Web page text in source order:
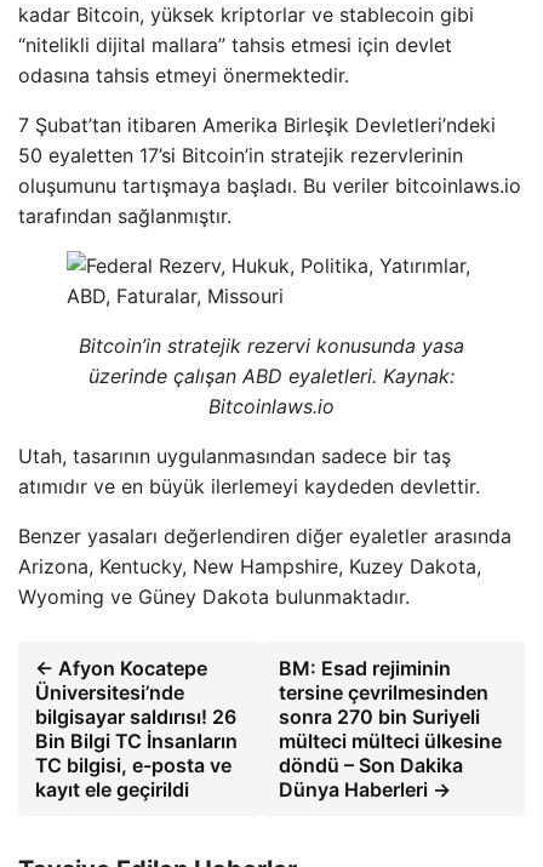
kadar Bitcoin, yüksek kriptorlar ve stablecoin gibi
“nitelikli dijital mallara” tahsis etmesi için devlet
odasına tahsis etmeyi önermektedir.
7 Şubat’tan itibaren Amerika Birleşik Devletleri’ndeki
50 eyaletten 17’si Bitcoin’in stratejik rezervlerinin
oluşumunu tartışmaya başladı. Bu veriler bitcoinlaws.io
tarafından sağlanmıştır.
Bitcoin’in stratejik rezervi konusunda yasa
üzerinde çalışan ABD eyaletleri. Kaynak:
Bitcoinlaws.io
Utah, tasarının uygulanmasından sadece bir taş
atımıdır ve en büyük ilerlemeyi kaydeden devlettir.
Benzer yasaları değerlendiren diğer eyaletler arasında
Arizona, Kentucky, New Hampshire, Kuzey Dakota,
Wyoming ve Güney Dakota bulunmaktadır.
← Afyon Kocatepe
Üniversitesi’nde
bilgisayar saldırısı! 26
Bin Bilgi TC İnsanların
TC bilgisi, e-posta ve
kayıt ele geçirildi
BM: Esad rejiminin
tersine çevrilmesinden
sonra 270 bin Suriyeli
mülteci mülteci ülkesine
döndü – Son Dakika
Dünya Haberleri →